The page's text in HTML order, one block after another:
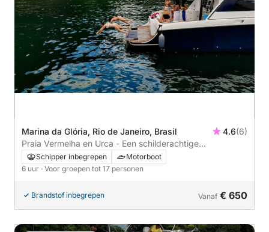
Marina da Glória, Rio de Janeiro, Brasil 4.6(6)
Praia Vermelha en Urca - Een schilderachtige
kustontsnapping
Schipper inbegrepen
Motorboot
6 uur · Voor groepen tot 17 personen
Brandstof inbegrepen Vanaf € 650